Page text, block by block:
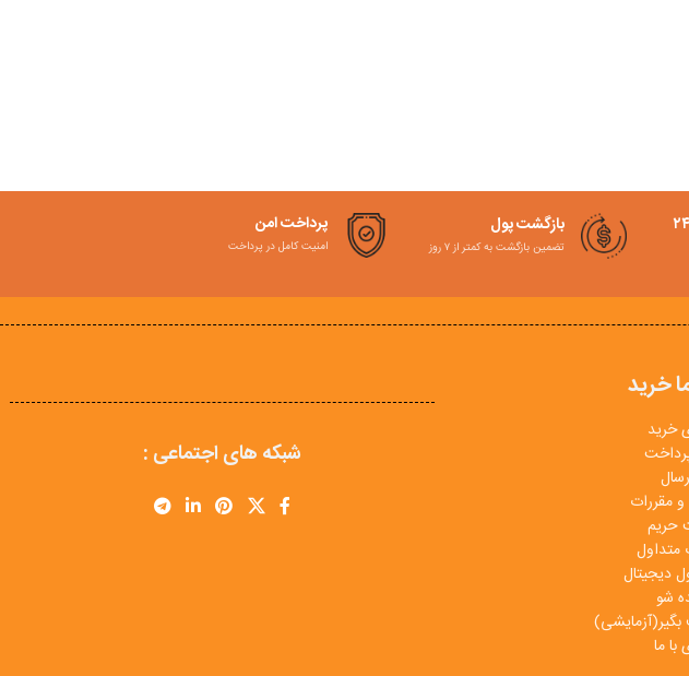
بازگشت پول
تضمین بازگشت به کمتر از ۷ روز
پرداخت امن
امنیت کامل در پرداخت
خرید
خرید
و مقررات
حریم
متداول
دیجیتال
شو
ما
شبکه های اجتماعی :